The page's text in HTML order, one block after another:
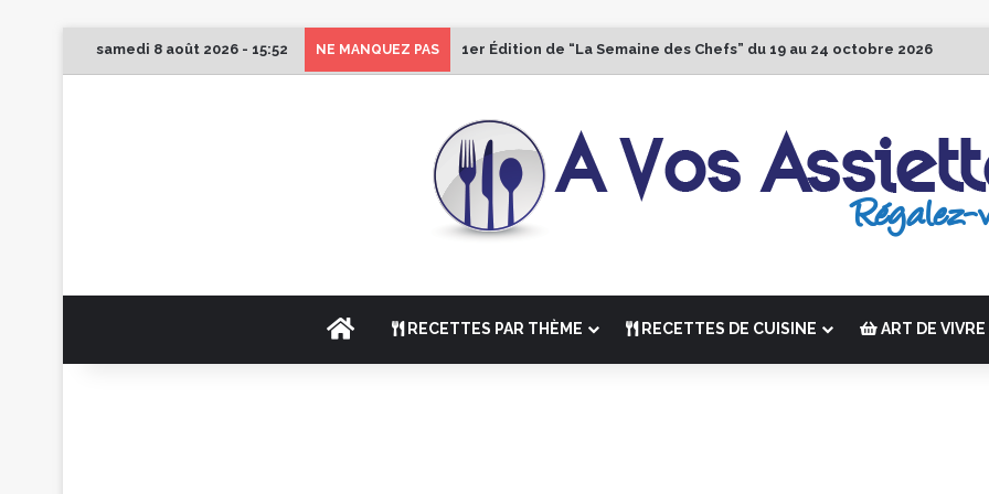
samedi 8 août 2026 - 15:52 NE MANQUEZ PAS 1er Édition de “La Semaine des Chefs” du 19 au 24 octobre 2026
ACCUEILRECETTES PAR THÈME RECETTES DE CUISINE ART DE VIVRE